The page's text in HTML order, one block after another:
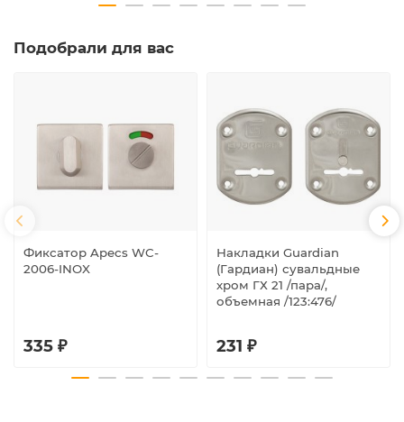
Подобрали для вас
Фиксатор Apecs WC-
2006-INOX
335 ₽
Накладки Guardian
(Гардиан) сувальдные
хром ГХ 21 /пара/,
объемная /123:476/
231 ₽